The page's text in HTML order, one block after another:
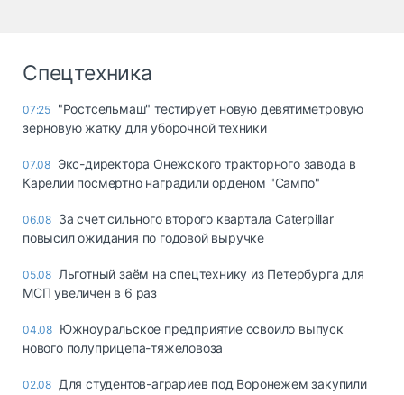
Спецтехника
07:25 "Ростсельмаш" тестирует новую девятиметровую
зерновую жатку для уборочной техники
07.08 Экс-директора Онежского тракторного завода в
Карелии посмертно наградили орденом "Сампо"
06.08 За счет сильного второго квартала Caterpillar
повысил ожидания по годовой выручке
05.08 Льготный заём на спецтехнику из Петербурга для
МСП увеличен в 6 раз
04.08 Южноуральское предприятие освоило выпуск
нового полуприцепа-тяжеловоза
02.08 Для студентов-аграриев под Воронежем закупили